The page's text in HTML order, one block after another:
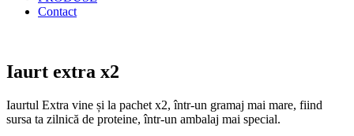
Contact
Iaurt extra x2
Iaurtul Extra vine și la pachet x2, într-un gramaj mai mare, fiind
sursa ta zilnică de proteine, într-un ambalaj mai special.